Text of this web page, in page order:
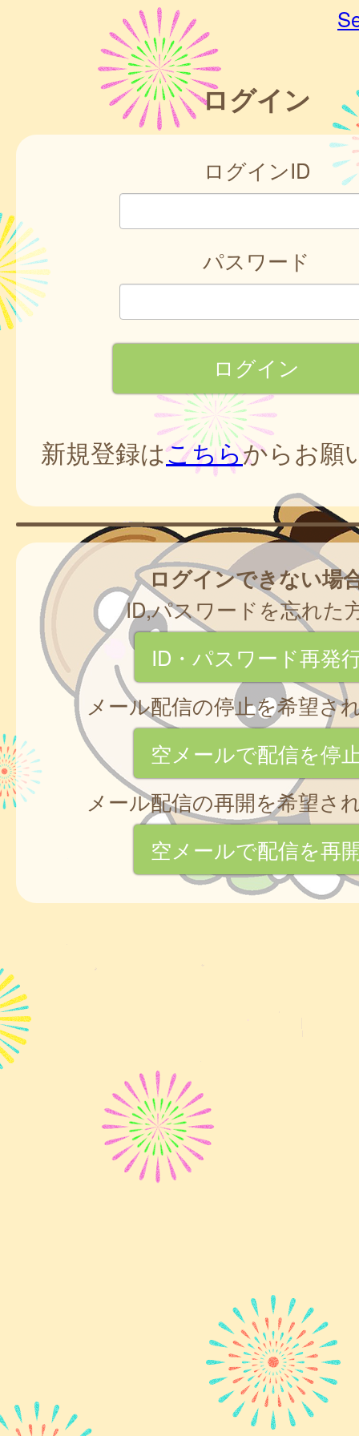
ログイン
ログインID
パスワード
新規登録はこちらからお願
ログインできない場
ID,パスワードを忘れた
ID・パスワード再発
メール配信の停止を希望さ
空メールで配信を停
メール配信の再開を希望さ
空メールで配信を再